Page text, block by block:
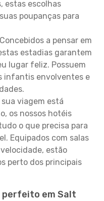
estas escolhas
poupanças para
Concebidos a pensar em
estadias garantem
lugar feliz. Possuem
infantis envolventes e
sua viagem está
os nossos hotéis
o que precisa para
Equipados com salas
estão
perto dos principais
perfeito em Salt